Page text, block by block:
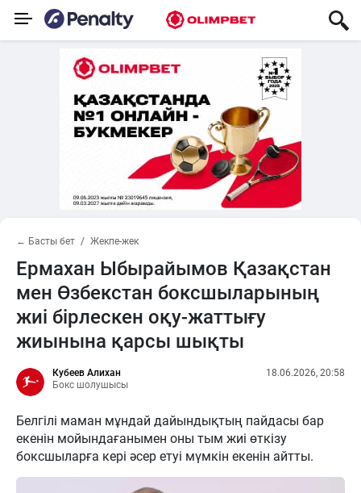
← Басты бет Жекпе-жек
Ермахан Ыбырайымов Қазақстан
мен Өзбекстан боксшыларының
жиі бірлескен оқу-жаттығу
жиынына қарсы шықты
Кубеев Алихан
Бокс шолушысы
18.06.2026, 20:58
Белгілі маман мұндай дайындықтың пайдасы бар
екенін мойындағанымен оны тым жиі өткізу
боксшыларға кері әсер етуі мүмкін екенін айтты.